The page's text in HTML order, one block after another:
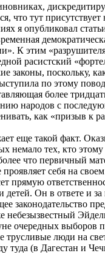
что тут
я опубликовал
К этим
расистский
законы, поскольку,
по этому
более
народов с
как «призыв к
еще такой факт.
немало тех, кто
что первичный
себя на
прямую
Он в ответе и
законодательство
небезызвестный
очередных выборов
трусливые люди на
туда (в Дагестан и